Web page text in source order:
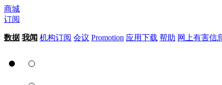
商城
订阅
数据 我闻 机构订阅 会议 Promotion 应用下载 帮助 网上有害信